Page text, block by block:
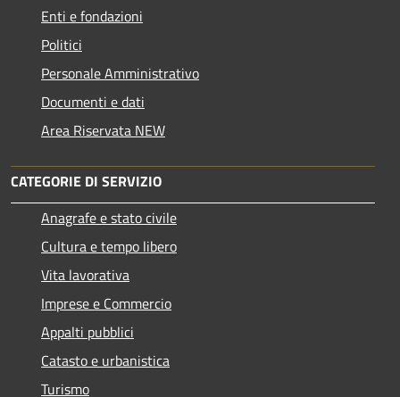
Enti e fondazioni
Politici
Personale Amministrativo
Documenti e dati
Area Riservata NEW
CATEGORIE DI SERVIZIO
Anagrafe e stato civile
Cultura e tempo libero
Vita lavorativa
Imprese e Commercio
Appalti pubblici
Catasto e urbanistica
Turismo